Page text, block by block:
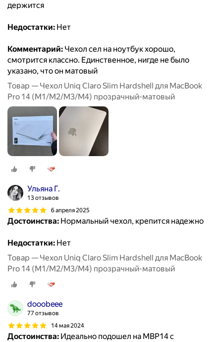
держится
Недостатки: Нет
Комментарий: Чехол сел на ноутбук хорошо,
смотрится классно. Единственное, нигде не было
указано, что он матовый
Товар — Чехол Uniq Claro Slim Hardshell для MacBook
Pro 14 (M1/M2/M3/M4) прозрачный-матовый
Ульяна Г.
13 отзывов
6 апреля 2025
Достоинства: Нормальный чехол, крепится надежно
Недостатки: Нет
Товар — Чехол Uniq Claro Slim Hardshell для MacBook
Pro 14 (M1/M2/M3/M4) прозрачный-матовый
dooobeee
77 отзывов
14 мая 2024
Достоинства: Идеально подошел на MBP14 с